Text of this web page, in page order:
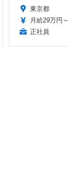
東京都
月給29万円～
正社員